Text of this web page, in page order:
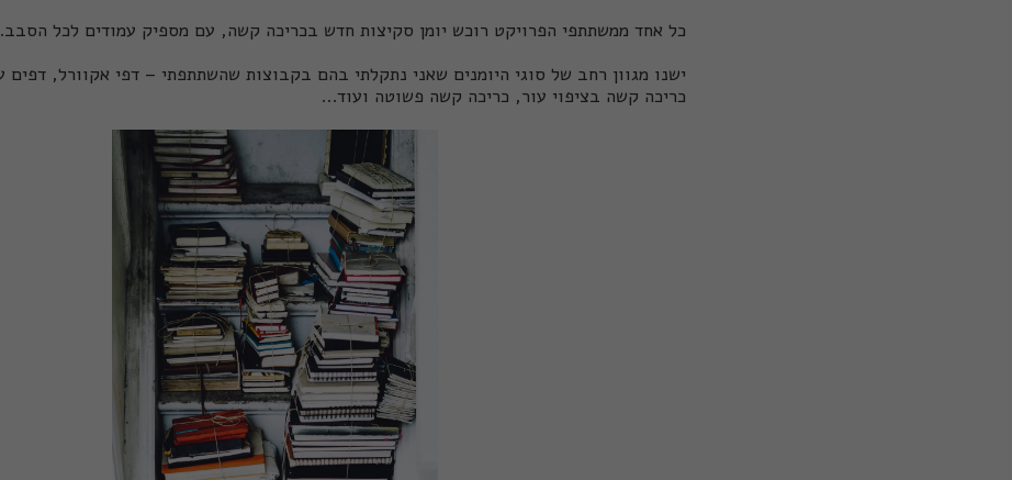
כל אחד ממשתתפי הפרויקט רוכש יומן סקיצות חדש בכריכה קשה, עם מספיק עמודים לכל הסבב.
ישנו מגוון רחב של סוגי היומנים שאני נתקלתי בהם בקבוצות שהשתתפתי – דפי אקוורל, דפים
כריכה קשה בציפוי עור, כריכה קשה פשוטה ועוד...